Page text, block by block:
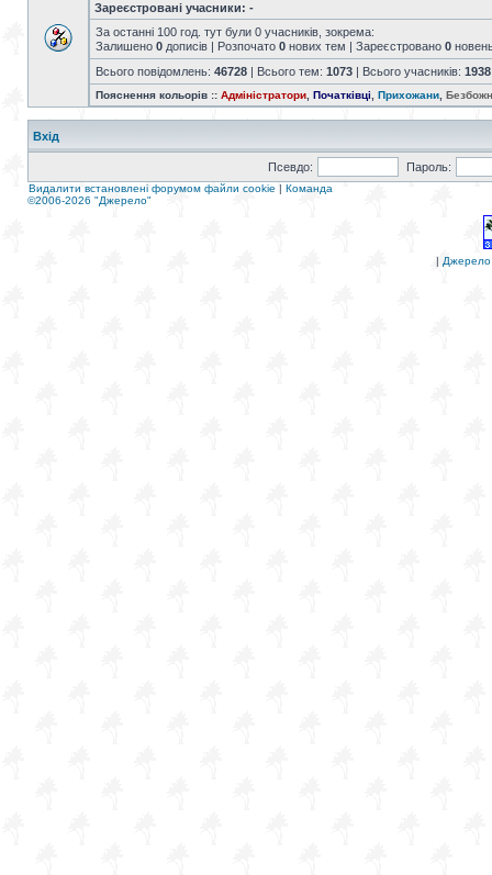
Зареєстровані учасники: -
За останні 100 год. тут були 0 учасників, зокрема:
Залишено 0 дописів | Розпочато 0 нових тем | Зареєстровано 0
Всього повідомлень: 46728 | Всього тем: 1073 | Всього учасників: 1938
Пояснення кольорів :: Адміністратори Початківці Прихожани
Вхід
Псевдо: Пароль:
Видалити встановлені форумом файли cookie | Команда
©2006-2026 "Джерело"
| Джерело